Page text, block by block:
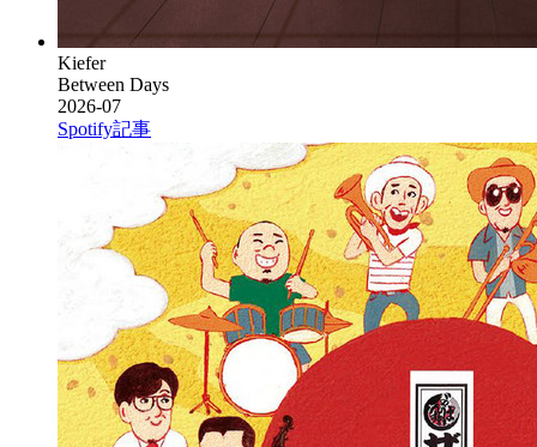
Kiefer
Between Days
2026-07
Spotify記事